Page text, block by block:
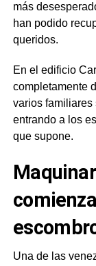
más
han podido
queridos.
En el edificio
completamente
varios
entrando a los
que supone.
Una de las